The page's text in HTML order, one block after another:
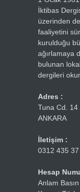
İktibas
üzerinden
faaliyetini
kurulduğu
ağırlamaya
bulunan
dergileri
Adres :
Tuna Cd. 14
ANKARA
İletişim :
0312 435
Hesap
Anlam Basın